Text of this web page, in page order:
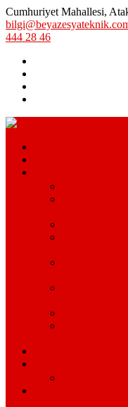
Cumhuriyet Mahallesi,
444 28 46